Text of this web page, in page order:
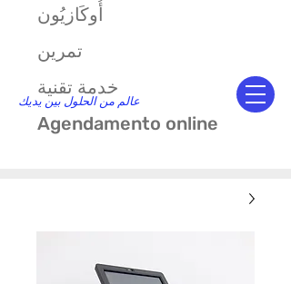
أُوكَازيُون
تمرين
خدمة تقنية
Agendamento online
عالم من الحلول بين يديك